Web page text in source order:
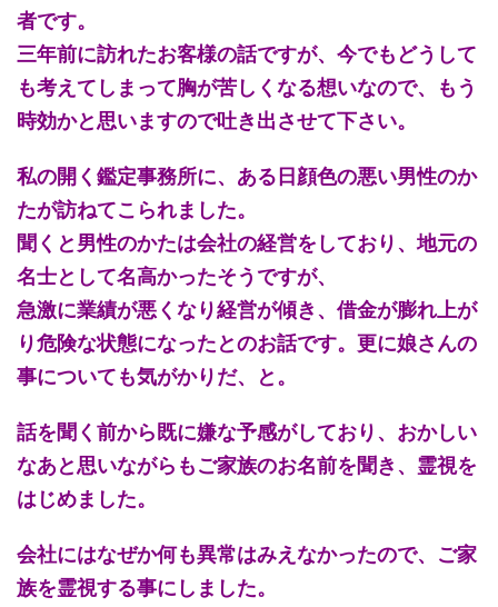
者です。
三年前に訪れたお客様の話ですが、今でもどうして
も考えてしまって胸が苦しくなる想いなので、もう
時効かと思いますので吐き出させて下さい。
私の開く鑑定事務所に、ある日顔色の悪い男性のか
たが訪ねてこられました。
聞くと男性のかたは会社の経営をしており、地元の
名士として名高かったそうですが、
急激に業績が悪くなり経営が傾き、借金が膨れ上が
り危険な状態になったとのお話です。更に娘さんの
事についても気がかりだ、と。
話を聞く前から既に嫌な予感がしており、おかしい
なあと思いながらもご家族のお名前を聞き、霊視を
はじめました。
会社にはなぜか何も異常はみえなかったので、ご家
族を霊視する事にしました。